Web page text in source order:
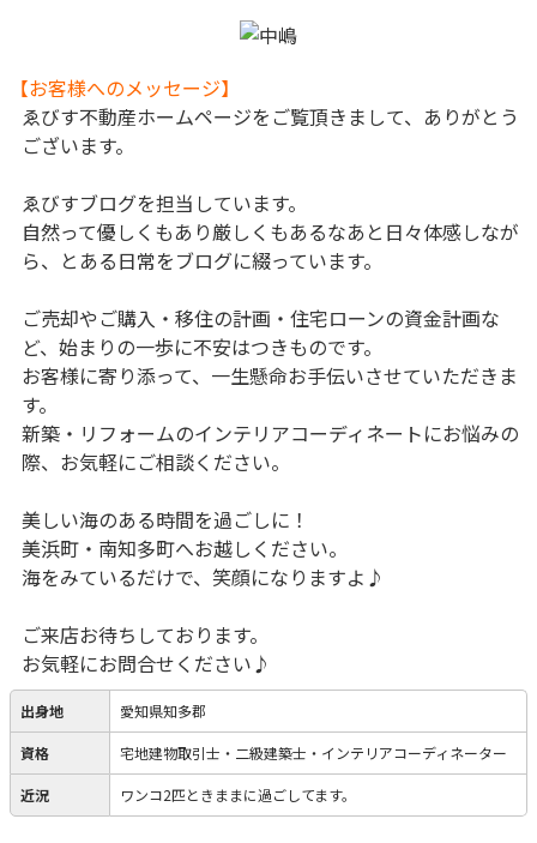
【お客様へのメッセージ】
ゑびす不動産ホームページをご覧頂きまして、ありがとう
ございます。
ゑびすブログを担当しています。
自然って優しくもあり厳しくもあるなあと日々体感しなが
ら、とある日常をブログに綴っています。
ご売却やご購入・移住の計画・住宅ローンの資金計画な
ど、始まりの一歩に不安はつきものです。
お客様に寄り添って、一生懸命お手伝いさせていただきま
す。
新築・リフォームのインテリアコーディネートにお悩みの
際、お気軽にご相談ください。
美しい海のある時間を過ごしに！
美浜町・南知多町へお越しください。
海をみているだけで、笑顔になりますよ♪
ご来店お待ちしております。
お気軽にお問合せください♪
出身地 愛知県知多郡
資格 宅地建物取引士・二級建築士・インテリアコーディネーター
近況 ワンコ2匹ときままに過ごしてます。